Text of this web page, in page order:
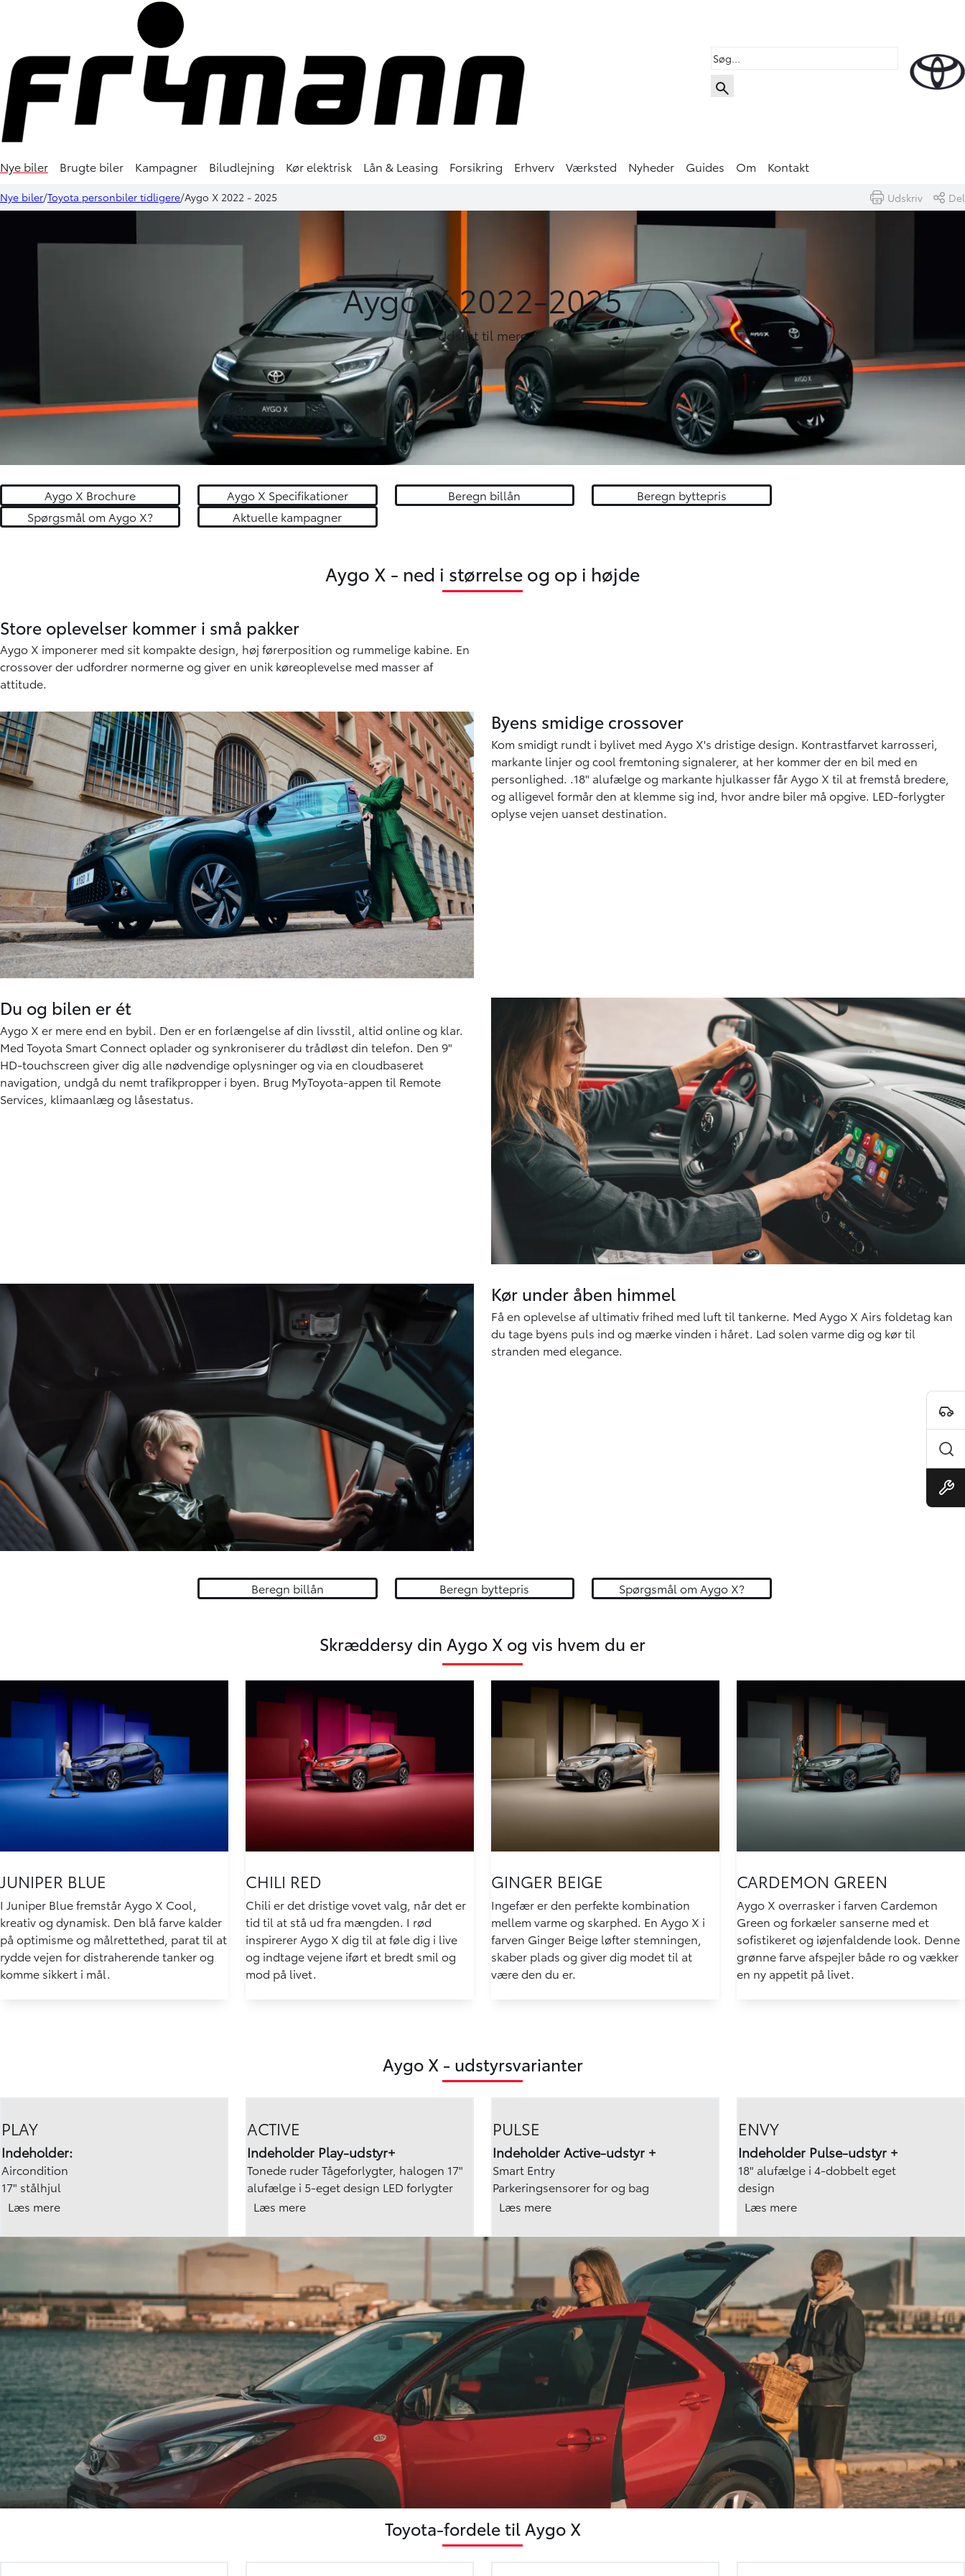
Nye biler Brugte biler Kampagner Biludlejning Kør elektrisk Lån & Leasing Forsikring Erhverv Værksted Nyheder Guides Om Kontakt
Nye biler Toyota personbiler tidligere Aygo X 2022 - 2025 Udskriv Del
Aygo X 2022-2025
Udsigt til mere
Aygo X Brochure Aygo X Specifikationer Beregn billån
Beregn byttepris
Spørgsmål om Aygo X?
Aktuelle kampagner
Aygo X - ned i størrelse og op i højde
Store oplevelser kommer i små pakker
Aygo X imponerer med sit kompakte design, høj førerposition og rummelige kabine. En
crossover der udfordrer normerne og giver en unik køreoplevelse med masser af
attitude.
Byens smidige crossover
Kom smidigt rundt i bylivet med Aygo X's dristige design. Kontrastfarvet karrosseri,
markante linjer og cool fremtoning signalerer, at her kommer der en bil med en
personlighed. .18" alufælge og markante hjulkasser får Aygo X til at fremstå bredere,
og alligevel formår den at klemme sig ind, hvor andre biler må opgive. LED-forlygter
oplyse vejen uanset destination.
Du og bilen er ét
Aygo X er mere end en bybil. Den er en forlængelse af din livsstil, altid online og klar.
Med Toyota Smart Connect oplader og synkroniserer du trådløst din telefon. Den 9"
HD-touchscreen giver dig alle nødvendige oplysninger og via en cloudbaseret
navigation, undgå du nemt trafikpropper i byen. Brug MyToyota-appen til Remote
Services, klimaanlæg og låsestatus.
Kør under åben himmel
Få en oplevelse af ultimativ frihed med luft til tankerne. Med Aygo X Airs foldetag kan
du tage byens puls ind og mærke vinden i håret. Lad solen varme dig og kør til
stranden med elegance.
Beregn billån Beregn byttepris Spørgsmål om Aygo X?
Skræddersy din Aygo X og vis hvem du er
JUNIPER BLUE
I Juniper Blue fremstår Aygo X Cool,
kreativ og dynamisk. Den blå farve kalder
på optimisme og målrettethed, parat til at
rydde vejen for distraherende tanker og
komme sikkert i mål.
CHILI RED
Chili er det dristige vovet valg, når det er
tid til at stå ud fra mængden. I rød
inspirerer Aygo X dig til at føle dig i live
og indtage vejene iført et bredt smil og
mod på livet.
GINGER BEIGE
Ingefær er den perfekte kombination
mellem varme og skarphed. En Aygo X i
farven Ginger Beige løfter stemningen,
skaber plads og giver dig modet til at
være den du er.
CARDEMON GREEN
Aygo X overrasker i farven Cardemon
Green og forkæler sanserne med et
sofistikeret og iøjenfaldende look. Denne
grønne farve afspejler både ro og vækker
en ny appetit på livet.
Aygo X - udstyrsvarianter
PLAY
Indeholder:
Aircondition
17" stålhjul
Halogen forlygter
Sædevarme, for
Start & Stop system
9" multimedieskærm
Trådløs Apple Carplay /Android
Auto
DAB+ radio
4 højttalere
Bakkamera
Læderrat
Toyota Safety Sense 2.5
Nødbremseassistent
Vognbaneassistent
Dynamisk skiltegenkendelse
Adaptiv fartpilot
Læs mere
ACTIVE
Indeholder Play-udstyr+
Tonede ruder Tågeforlygter, halogen 17"
alufælge i 5-eget design LED forlygter
Regnsensor Aut. Klimaanlæg
Læs mere
PULSE
Indeholder Active-udstyr +
Smart Entry
Parkeringsensorer for og bag
Trådløs smartphone oplader
Metallak
Bi-tone, tag i sort lak
Ambiente belysning
Stofindtræk "Emotional"
Interiør elementer i bilens farve
Læs mere
ENVY
Indeholder Pulse-udstyr +
18" alufælge i 4-dobbelt eget
design
Kunstlæder/stof sæder
Toyota Smart Connect
10,5" multimedieskærm
Cloud Navigation
4 års abonnement
Over-the-air updates
Læs mere
Toyota-fordele til Aygo X